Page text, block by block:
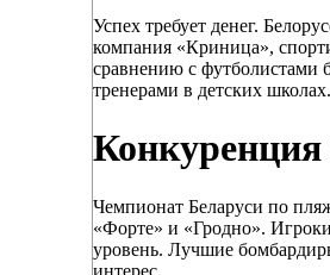
Успех требует денег.
компания «Криница»,
сравнению с футболистами
тренерами в детских
Чемпионат Беларуси по
«Форте» и «Гродно».
уровень. Лучшие
интерес.